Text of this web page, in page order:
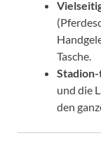
Tasche.
und die
den